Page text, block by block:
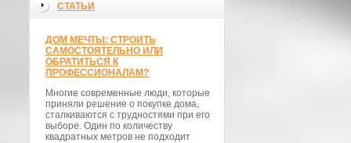
СТАТЬИ
ДОМ МЕЧТЫ: СТРОИТЬ
САМОСТОЯТЕЛЬНО ИЛИ
ОБРАТИТЬСЯ К
ПРОФЕССИОНАЛАМ?
Многие современные люди, которые
приняли решение о покупке дома,
сталкиваются с трудностями при его
выборе. Один по количеству
квадратных метров не подходит